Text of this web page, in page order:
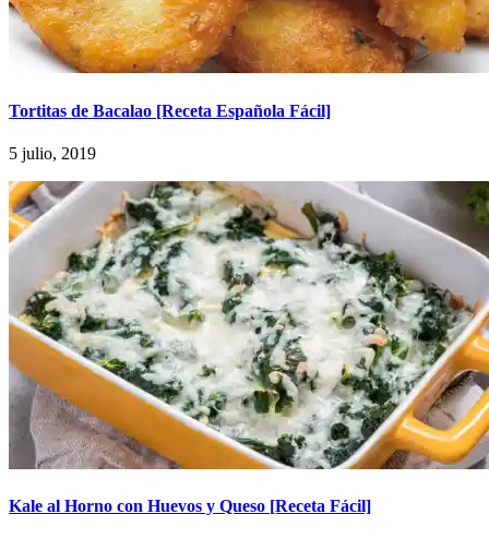
Tortitas de Bacalao [Receta Española Fácil]
5 julio, 2019
Kale al Horno con Huevos y Queso [Receta Fácil]